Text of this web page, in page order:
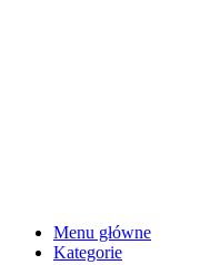
Menu główne
Kategorie